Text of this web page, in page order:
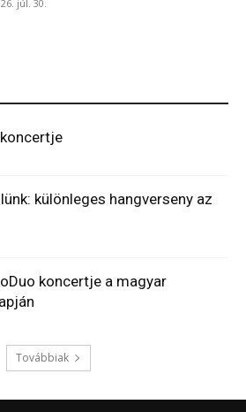
júl. 30.
különleges hangverseny az
koncertje a magyar
Továbbiak